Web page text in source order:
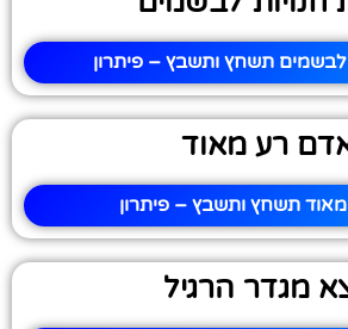
לבשמים תשחץ ותשבץ – פיתרון
רע מאוד
תשחץ ותשבץ – פיתרון
מגדר הרגיל